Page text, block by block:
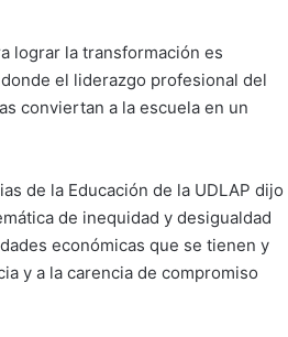
lograr la transformación es
el liderazgo profesional del
conviertan a la escuela en un
de la Educación de la UDLAP dijo
de inequidad y desigualdad
económicas que se tienen y
y a la carencia de compromiso